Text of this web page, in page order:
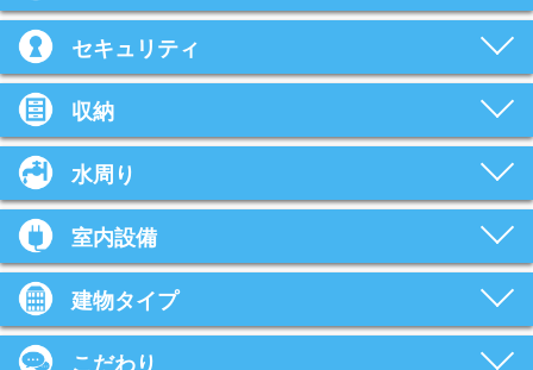
セキュリティ
収納
水周り
室内設備
建物タイプ
こだわり